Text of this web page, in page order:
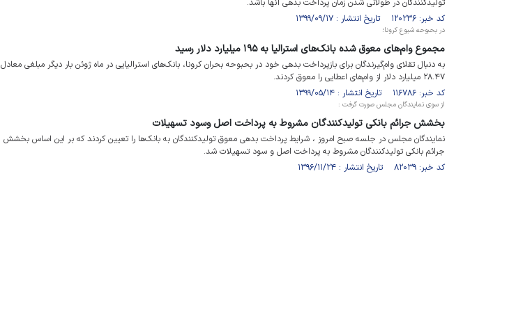
تولیدکنندگان در طولانی شدن زمان پرداخت بدهی آنها باشد.
کد خبر: ۱۲۰۲۳۶ تاریخ انتشار : ۱۳۹۹/۰۹/۱۷
در بحبوحه شیوع کرونا؛
مجموع وام‌های معوق شده بانک‌های استرالیا به ۱۹۵ میلیارد دلار رسید
به دنبال تقلای وام‌گیرندگان برای بازپرداخت بدهی خود در بحبوحه بحران کرونا، بانک‌های استرالیایی در ماه ژوئن بار دیگر مبلغی معادل
۲۸.۴۷ میلیارد دلار از وام‌های اعطایی را معوق کردند.
کد خبر: ۱۱۶۷۸۶ تاریخ انتشار : ۱۳۹۹/۰۵/۱۴
از سوی نمایندگان مجلس صورت گرفت :
بخشش جرائم بانکی تولیدکنندگان مشروط به پرداخت اصل وسود تسهیلات
نمایندگان مجلس در جلسه صبح امروز ، شرایط پرداخت بدهی معوق تولیدکنندگان به بانک‌ها را تعیین کردند که بر این اساس بخشش
جرائم بانکی تولیدکنندگان مشروط به پرداخت اصل و سود تسهیلات شد.
کد خبر: ۸۲۰۳۹ تاریخ انتشار : ۱۳۹۶/۱۱/۲۴